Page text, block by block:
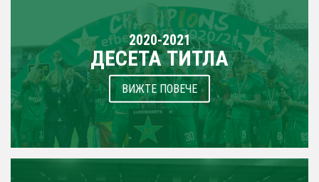
2020-2021
ДЕСЕТА ТИТЛА
ВИЖТЕ ПОВЕЧЕ